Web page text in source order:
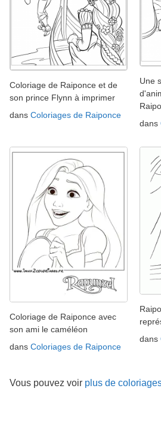
Coloriage de Raiponce et de
son prince Flynn à imprimer
dans Coloriages de Raiponce
Une
dans
Coloriage de Raiponce avec
son ami le caméléon
dans Coloriages de Raiponce
dans
Vous pouvez voir plus de